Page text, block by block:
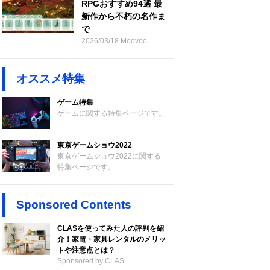
RPGおすすめ94選 最
新作から不朽の名作ま
で
2026/03/18 Moovoo
オススメ特集
ゲーム特集
ゲームに関する特集ページです。
東京ゲームショウ2022
東京ゲームショウ2022に関する
特集ページです。
Sponsored Contents
CLASを使ってみた人の評判を紹
介！家電・家具レンタルのメリッ
トや注意点とは？
Sponsored by CLAS